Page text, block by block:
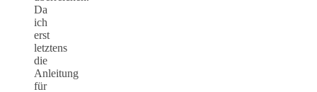
Da
ich
erst
letztens
die
Anleitung
für